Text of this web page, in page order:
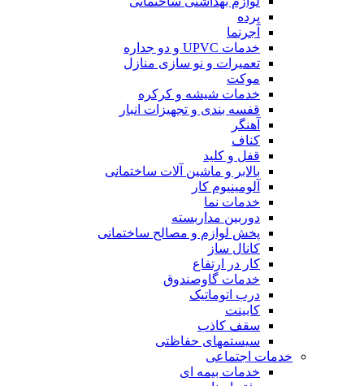
پرده
آجرنما
خدمات UPVC و دو جداره
تعمیرات و نو سازی منازل
موکت
خدمات شیشه و کرکره
قفسه بندی و تجهیزات انبار
آهنگر
کناف
قفل و کلید
بالابر و ماشین آلات ساختمانی
آلومینیوم کار
خدمات نما
دوربین مداربسته
پخش لوازم و مصالح ساختمانی
کانال ساز
کار در ارتفاع
خدمات گاوصندوق
درب اتوماتیک
کابینت
سقف کاذب
سیستمهای حفاظتی
خدمات اجتماعی
خدمات بیمه ای